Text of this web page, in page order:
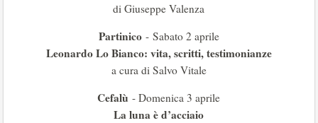
di Giuseppe Valenza
Partinico - Sabato 2 aprile
Leonardo Lo Bianco: vita, scritti, testimonianze
a cura di Salvo Vitale
Cefalù - Domenica 3 aprile
La luna è d’acciaio